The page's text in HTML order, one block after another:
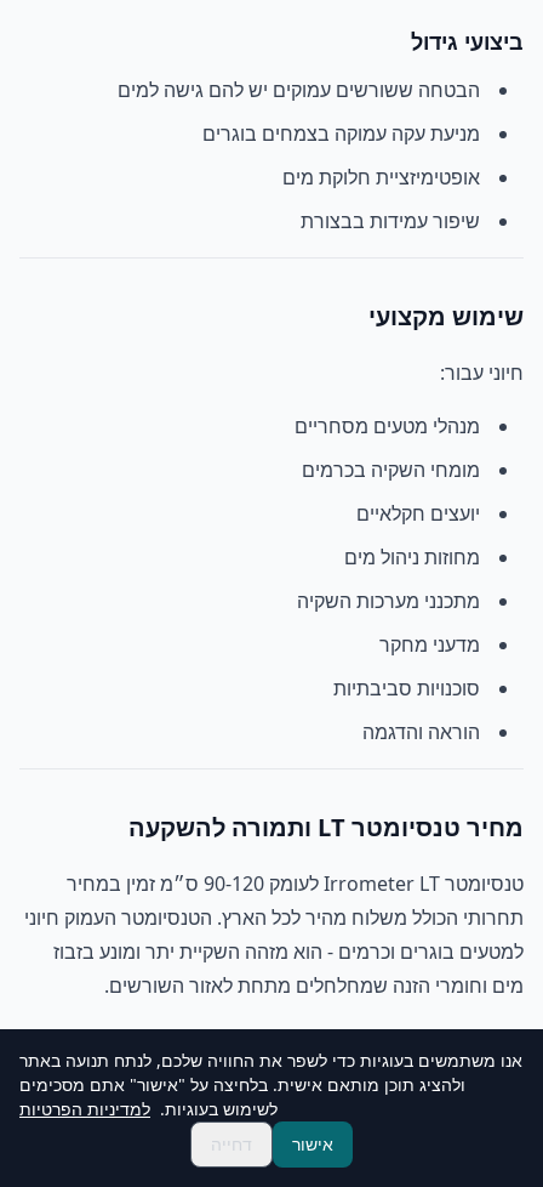
ביצועי גידול
הבטחה ששורשים עמוקים יש להם גישה למים
מניעת עקה עמוקה בצמחים בוגרים
אופטימיזציית חלוקת מים
שיפור עמידות בבצורת
שימוש מקצועי
חיוני עבור:
מנהלי מטעים מסחריים
מומחי השקיה בכרמים
יועצים חקלאיים
מחוזות ניהול מים
מתכנני מערכות השקיה
מדעני מחקר
סוכנויות סביבתיות
הוראה והדגמה
מחיר טנסיומטר LT ותמורה להשקעה
טנסיומטר Irrometer LT לעומק 90-120 ס״מ זמין במחיר
תחרותי הכולל משלוח מהיר לכל הארץ. הטנסיומטר העמוק חיוני
למטעים בוגרים וכרמים - הוא מזהה השקיית יתר ומונע בזבוז
מים וחומרי הזנה שמחלחלים מתחת לאזור השורשים.
חיסכון במים דרך מניעת השקיית יתר
מניעת שטיפת חנקות וחיסכון בעלויות דשן
אנו משתמשים בעוגיות כדי לשפר את החוויה שלכם, לנתח תנועה באתר
ולהציג תוכן מותאם אישית. בלחיצה על "אישור" אתם מסכימים
לשימוש בעוגיות. למדיניות הפרטיות
דחייה
אישור